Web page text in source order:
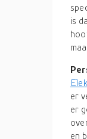
is
er
er
en